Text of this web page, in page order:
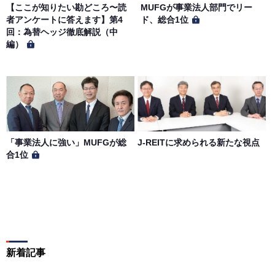
【ここが知りたい勘どころ〜読
者アンケートに答えます】第4
回：為替ヘッジ徹底解説（中
編）
MUFGが事業法人部門でリー
ド、総合1位
「事業法人に強い」MUFGが総
合1位
J-REITに求められる新たな視点
新着記事